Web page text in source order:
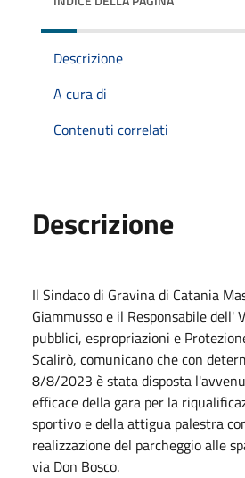
Descrizione
A cura di
Contenuti correlati
Descrizione
Il Sindaco di Gravina di Catania
Giammusso e il Responsabile dell'
pubblici, espropriazioni e
Scalirò, comunicano che con
8/8/2023 è stata disposta
efficace della gara per la
sportivo e della attigua palestra
realizzazione del parcheggio alle
via Don Bosco.